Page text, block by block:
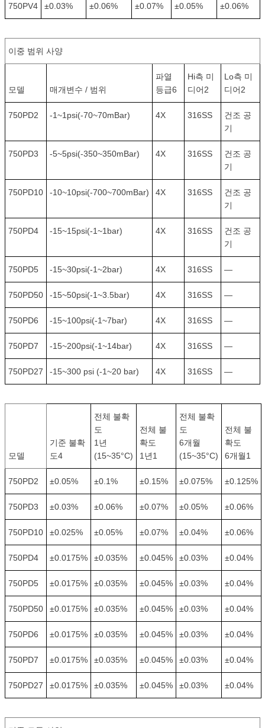
750PV4 ±0.03% ±0.06% ±0.07% ±0.05% ±0.06%
이중 범위 사양
모델 매개변수 / 범위
파열
등급6
Hi측 미
디어2
Lo측 미
디어2
750PD2 -1~1psi(-70~70mBar) 4X 316SS
건조 공
기
750PD3 -5~5psi(-350~350mBar) 4X 316SS
건조 공
기
750PD10 -10~10psi(-700~700mBar) 4X 316SS
건조 공
기
750PD4 -15~15psi(-1~1bar) 4X 316SS
건조 공
기
750PD5 -15~30psi(-1~2bar) 4X 316SS —
750PD50 -15~50psi(-1~3.5bar) 4X 316SS —
750PD6 -15~100psi(-1~7bar) 4X 316SS —
750PD7 -15~200psi(-1~14bar) 4X 316SS —
750PD27 -15~300 psi (-1~20 bar) 4X 316SS —
모델
기준 불확
도4
전체 불확
도
1년
(15~35°C)
전체 불
확도
1년1
전체 불확
도
6개월
(15~35°C)
전체 불
확도
6개월1
750PD2 ±0.05% ±0.1% ±0.15% ±0.075% ±0.125%
750PD3 ±0.03% ±0.06% ±0.07% ±0.05% ±0.06%
750PD10 ±0.025% ±0.05% ±0.07% ±0.04% ±0.06%
750PD4 ±0.0175% ±0.035% ±0.045% ±0.03% ±0.04%
750PD5 ±0.0175% ±0.035% ±0.045% ±0.03% ±0.04%
750PD50 ±0.0175% ±0.035% ±0.045% ±0.03% ±0.04%
750PD6 ±0.0175% ±0.035% ±0.045% ±0.03% ±0.04%
750PD7 ±0.0175% ±0.035% ±0.045% ±0.03% ±0.04%
750PD27 ±0.0175% ±0.035% ±0.045% ±0.03% ±0.04%